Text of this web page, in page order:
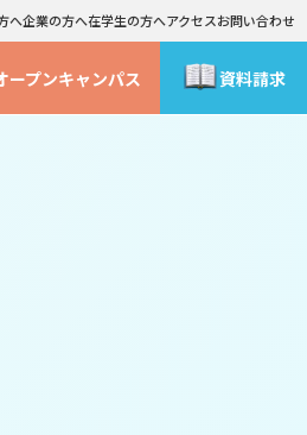
へ企業の方へ在学生の方へアクセスお問い合わせ
ープンキャンパス 資料請求